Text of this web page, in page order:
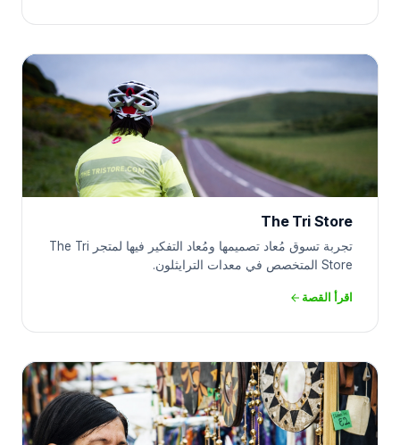
The Tri Store
تجربة تسوق مُعاد تصميمها ومُعاد التفكير فيها لمتجر The Tri
Store المتخصص في معدات الترايثلون.
اقرأ القصة